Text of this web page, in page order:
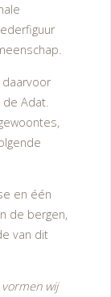
daarvoor
Adat.
en één
de bergen,
van dit
wij